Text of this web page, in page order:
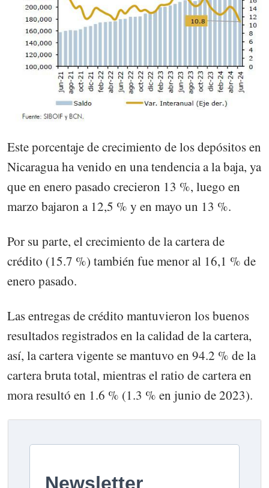
Este porcentaje de crecimiento de los depósitos en
Nicaragua ha venido en una tendencia a la baja, ya
que en enero pasado crecieron 13 %, luego en
marzo bajaron a 12,5 % y en mayo un 13 %.
Por su parte, el crecimiento de la cartera de
crédito (15.7 %) también fue menor al 16,1 % de
enero pasado.
Las entregas de crédito mantuvieron los buenos
resultados registrados en la calidad de la cartera,
así, la cartera vigente se mantuvo en 94.2 % de la
cartera bruta total, mientras el ratio de cartera en
mora resultó en 1.6 % (1.3 % en junio de 2023).